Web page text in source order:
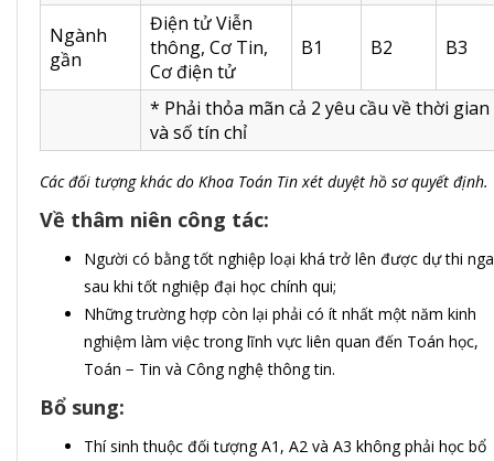
Ngành
gần
Điện tử Viễn
thông, Cơ Tin,
Cơ điện tử
B1 B2 B3
* Phải thỏa mãn cả 2 yêu cầu về thời gian
và số tín chỉ
Các đối tượng khác do Khoa Toán Tin xét duyệt hồ sơ quyết định.
Về thâm niên công tác:
Người có bằng tốt nghiệp loại khá trở lên được dự thi
sau khi tốt nghiệp đại học chính qui;
Những trường hợp còn lại phải có ít nhất một năm kinh
nghiệm làm việc trong lĩnh vực liên quan đến Toán học,
Toán − Tin và Công nghệ thông tin.
Bổ sung:
Thí sinh thuộc đối tượng A1, A2 và A3 không phải học bổ